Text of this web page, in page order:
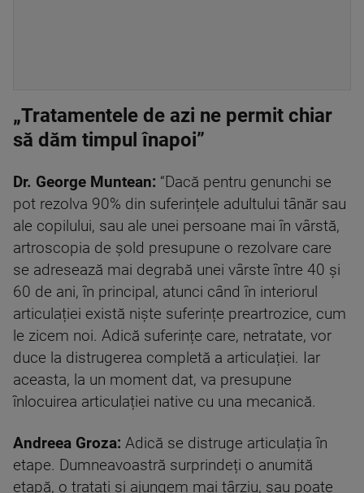
„Tratamentele de azi ne permit chiar
să dăm timpul înapoi”
Dr. George Muntean: “Dacă pentru genunchi se
pot rezolva 90% din suferințele adultului tânăr sau
ale copilului, sau ale unei persoane mai în vârstă,
artroscopia de șold presupune o rezolvare care
se adresează mai degrabă unei vârste între 40 și
60 de ani, în principal, atunci când în interiorul
articulației există niște suferințe preartrozice, cum
le zicem noi. Adică suferințe care, netratate, vor
duce la distrugerea completă a articulației. Iar
aceasta, la un moment dat, va presupune
înlocuirea articulației native cu una mecanică.
Andreea Groza: Adică se distruge articulația în
etape. Dumneavoastră surprindeți o anumită
etapă, o tratați și ajungem mai târziu, sau poate